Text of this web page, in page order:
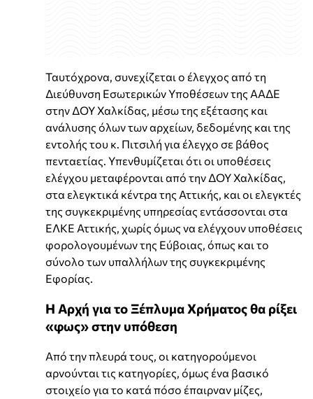
Ταυτόχρονα, συνεχίζεται ο έλεγχος από τη
Διεύθυνση Εσωτερικών Υποθέσεων της ΑΑΔΕ
στην ΔΟΥ Χαλκίδας, μέσω της εξέτασης και
ανάλυσης όλων των αρχείων, δεδομένης και της
εντολής του κ. Πιτσιλή για έλεγχο σε βάθος
πενταετίας. Υπενθυμίζεται ότι οι υποθέσεις
ελέγχου μεταφέρονται από την ΔΟΥ Χαλκίδας,
στα ελεγκτικά κέντρα της Αττικής, και οι ελεγκτές
της συγκεκριμένης υπηρεσίας εντάσσονται στα
ΕΛΚΕ Αττικής, χωρίς όμως να ελέγχουν υποθέσεις
φορολογουμένων της Εύβοιας, όπως και το
σύνολο των υπαλλήλων της συγκεκριμένης
Εφορίας.
Η Αρχή για το Ξέπλυμα Χρήματος θα ρίξει
«φως» στην υπόθεση
Από την πλευρά τους, οι κατηγορούμενοι
αρνούνται τις κατηγορίες, όμως ένα βασικό
στοιχείο για το κατά πόσο έπαιρναν μίζες,